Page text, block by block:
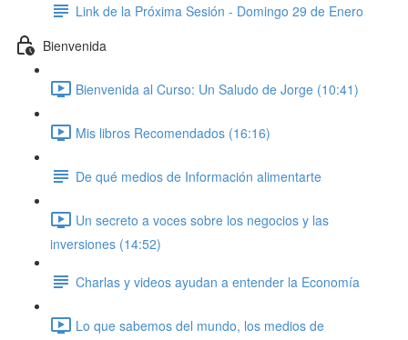
Link de la Próxima Sesión - Domingo 29 de Enero
Bienvenida
Bienvenida al Curso: Un Saludo de Jorge (10:41)
Mis libros Recomendados (16:16)
De qué medios de Información alimentarte
Un secreto a voces sobre los negocios y las
inversiones (14:52)
Charlas y videos ayudan a entender la Economía
Lo que sabemos del mundo, los medios de